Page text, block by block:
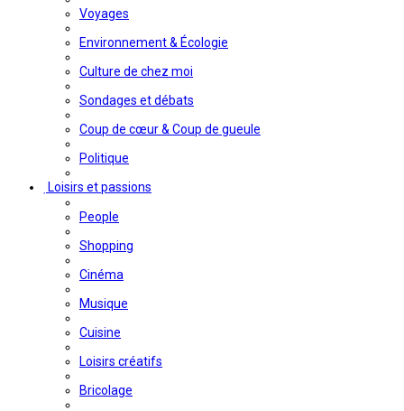
Voyages
Environnement & Écologie
Culture de chez moi
Sondages et débats
Coup de cœur & Coup de gueule
Politique
Loisirs et passions
People
Shopping
Cinéma
Musique
Cuisine
Loisirs créatifs
Bricolage